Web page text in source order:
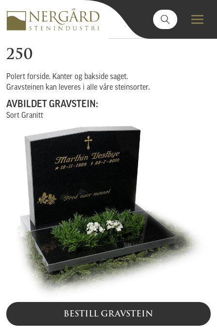
250
Polert forside. Kanter og bakside saget.
Gravsteinen kan leveres i alle våre steinsorter.
AVBILDET GRAVSTEIN:
Sort Granitt
BESTILL GRAVSTEIN